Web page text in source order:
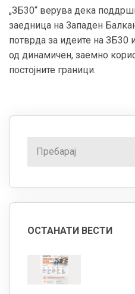
„ЗБ30“ верува дека
заедница на Западен
потврда за идеите на ЗБ30
од динамичен, заемно
постојните граници.
ОСТАНАТИ ВЕСТИ